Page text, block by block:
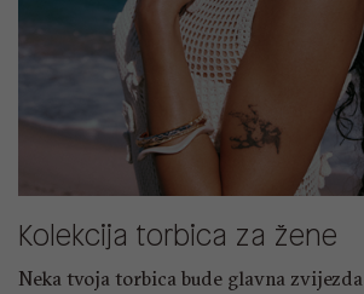
Kolekcija torbica za žene
Neka tvoja torbica bude glavna